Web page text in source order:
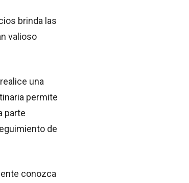
brinda las
valioso
una
permite
parte
de
conozca